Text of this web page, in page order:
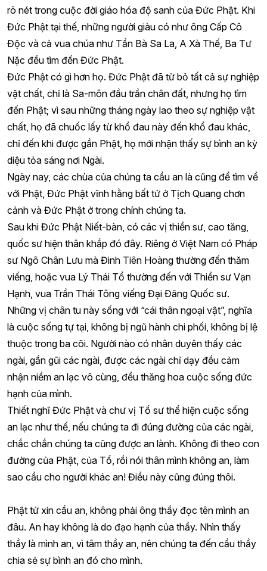
rõ nét trong cuộc đời giáo hóa độ sanh của Đức Phật. Khi
Đức Phật tại thế, những người giàu có như ông Cấp Cô
Độc và cả vua chúa như Tần Bà Sa La, A Xà Thế, Ba Tư
Nặc đều tìm đến Đức Phật.
Đức Phật có gì hơn họ. Đức Phật đã từ bỏ tất cả sự nghiệp
vật chất, chỉ là Sa-môn đầu trần chân đất, nhưng họ tìm
đến Phật; vì sau những tháng ngày lao theo sự nghiệp vật
chất, họ đã chuốc lấy từ khổ đau này đến khổ đau khác,
chỉ đến khi được gần Phật, họ mới nhận thấy sự bình an kỳ
diệu tỏa sáng nơi Ngài.
Ngày nay, các chùa của chúng ta cầu an là cũng để tìm về
với Phật, Đức Phật vĩnh hằng bất tử ở Tịch Quang chơn
cảnh và Đức Phật ở trong chính chúng ta.
Sau khi Đức Phật Niết-bàn, có các vị thiền sư, cao tăng,
quốc sư hiện thân khắp đó đây. Riêng ở Việt Nam có Pháp
sư Ngô Chân Lưu mà Đinh Tiên Hoàng thường đến thăm
viếng, hoặc vua Lý Thái Tổ thường đến với Thiền sư Vạn
Hạnh, vua Trần Thái Tông viếng Đại Đăng Quốc sư.
Những vị chân tu này sống với “cái thân ngoại vật”, nghĩa
là cuộc sống tự tại, không bị ngũ hành chi phối, không bị lệ
thuộc trong ba cõi. Người nào có nhân duyên thấy các
ngài, gần gũi các ngài, được các ngài chỉ dạy đều cảm
nhận niềm an lạc vô cùng, đều thăng hoa cuộc sống đức
hạnh của mình.
Thiết nghĩ Đức Phật và chư vị Tổ sư thể hiện cuộc sống
an lạc như thế, nếu chúng ta đi đúng đường của các ngài,
chắc chắn chúng ta cũng được an lành. Không đi theo con
đường của Phật, của Tổ, rồi nói thân mình không an, làm
sao cầu cho người khác an! Điều này cũng đúng thôi.
Phật tử xin cầu an, không phải ông thầy đọc tên mình an
đâu. An hay không là do đạo hạnh của thầy. Nhìn thấy
thầy là mình an, vì tâm thầy an, nên chúng ta đến cầu thầy
chia sẻ sự bình an đó cho mình.